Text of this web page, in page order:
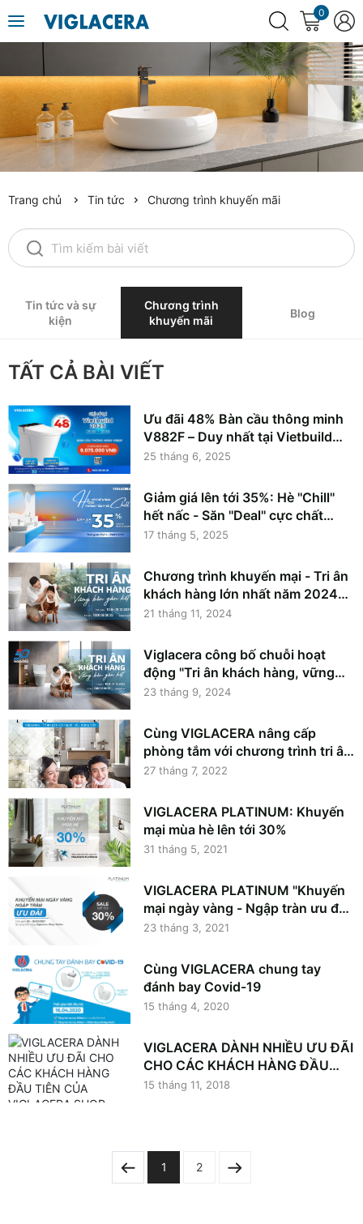
0
Trang chủ Tin tức Chương trình khuyến mãi
Tin tức và sự
kiện
Chương trình
khuyến mãi
Blog
TẤT CẢ BÀI VIẾT
Ưu đãi 48% Bàn cầu thông minh
V882F – Duy nhất tại Vietbuild
2025
25 tháng 6, 2025
Giảm giá lên tới 35%: Hè ''Chill''
hết nấc - Săn ''Deal'' cực chất
cùng Viglacera
17 tháng 5, 2025
Chương trình khuyến mại - Tri ân
khách hàng lớn nhất năm 2024
lên tới 25%
21 tháng 11, 2024
Viglacera công bố chuỗi hoạt
động "Tri ân khách hàng, vững
bền gắn kết"
23 tháng 9, 2024
Cùng VIGLACERA nâng cấp
phòng tắm với chương trình tri ân
người tiêu dùng
27 tháng 7, 2022
VIGLACERA PLATINUM: Khuyến
mại mùa hè lên tới 30%
31 tháng 5, 2021
VIGLACERA PLATINUM "Khuyến
mại ngày vàng - Ngập tràn ưu đãi"
tại Vietbuild 2021
23 tháng 3, 2021
Cùng VIGLACERA chung tay
đánh bay Covid-19
15 tháng 4, 2020
VIGLACERA DÀNH NHIỀU ƯU ĐÃI
CHO CÁC KHÁCH HÀNG ĐẦU
TIÊN CỦA VIGLACERA SHOP
15 tháng 11, 2018
1 2